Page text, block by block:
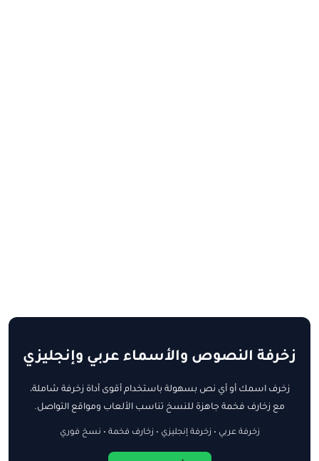
زخرفة النصوص والأسماء عربي وإنجليزي
زخرف اسمك أو أي نص بسهولة باستخدام أقوى أداة زخرفة شاملة،
مع زخارف فخمة جاهزة للنسخ تناسب الألعاب ومواقع التواصل.
زخرفة عربي • زخرفة إنجليزي • زخارف فخمة • نسخ فوري